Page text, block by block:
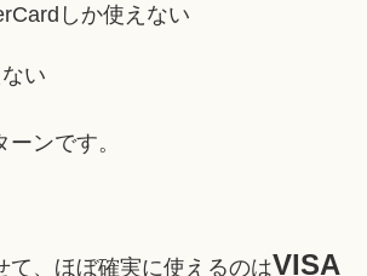
しか使えない
い
ンです。
て、ほぼ確実に使えるのはVISA